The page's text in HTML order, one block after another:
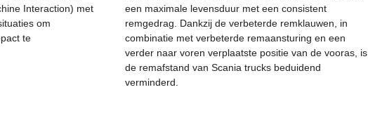
Interaction) met
om
te
een maximale levensduur met een consistent
remgedrag. Dankzij de verbeterde remklauwen, in
combinatie met verbeterde remaansturing en een
verder naar voren verplaatste positie van de vooras, is
de remafstand van Scania trucks beduidend
verminderd.